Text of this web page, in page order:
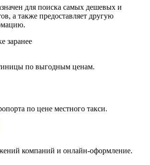
для поиска самых дешевых и
а также предоставляет другую
заранее
по выгодным ценам.
по цене местного такси.
компаний и онлайн-оформление.